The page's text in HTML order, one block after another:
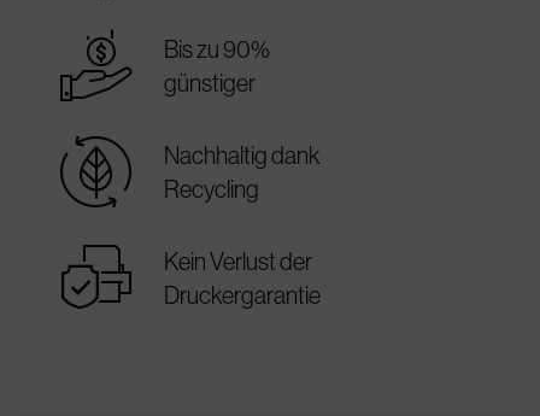
best_price
Bis zu 90%
günstiger
sustainable
Nachhaltig dank
Recycling
warranty
Kein Verlust der
Druckergarantie